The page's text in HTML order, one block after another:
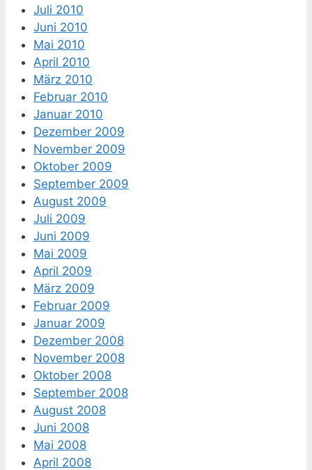
Juli 2010
Juni 2010
Mai 2010
April 2010
März 2010
Februar 2010
Januar 2010
Dezember 2009
November 2009
Oktober 2009
September 2009
August 2009
Juli 2009
Juni 2009
Mai 2009
April 2009
März 2009
Februar 2009
Januar 2009
Dezember 2008
November 2008
Oktober 2008
September 2008
August 2008
Juni 2008
Mai 2008
April 2008